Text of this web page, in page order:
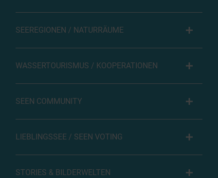
SEEREGIONEN / NATURRÄUME
WASSERTOURISMUS / KOOPERATIONEN
SEEN COMMUNITY
LIEBLINGSSEE / SEEN VOTING
STORIES & BILDERWELTEN